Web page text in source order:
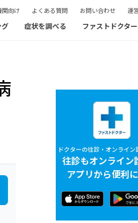
関向け よくある質問 お問い合わせ 運
症状を調べる ファストドクタ
ドクターの往診・オンライン
往診もオンライン
アプリから便利